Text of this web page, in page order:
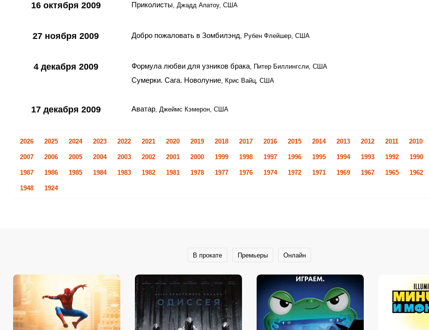
16 октября 2009 Приколисты, Джадд Апатоу, США
27 ноября 2009 Добро пожаловать в Зомбилэнд, Рубен Флейшер, США
4 декабря 2009 Формула любви для узников брака, Питер Биллингсли, США
Сумерки. Сага. Новолуние, Крис Вайц, США
17 декабря 2009 Аватар, Джеймс Кэмерон, США
2026 2025 2024 2023 2022 2021 2020 2019 2018 2017 2016 2015 2014 2013 2012 2011 2010
2007 2006 2005 2004 2003 2002 2001 2000 1999 1998 1997 1996 1995 1994 1993 1992 1990
1987 1986 1985 1984 1983 1982 1981 1978 1977 1976 1974 1972 1971 1969 1967 1965 1962
1948 1924
В прокате Премьеры Онлайн